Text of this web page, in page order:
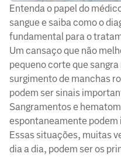
Entenda o papel do
sangue e saiba como o
fundamental para o
Um cansaço que não
pequeno corte que
surgimento de manchas
podem ser sinais
Sangramentos e
espontaneamente
Essas situações, muitas
dia a dia, podem ser os